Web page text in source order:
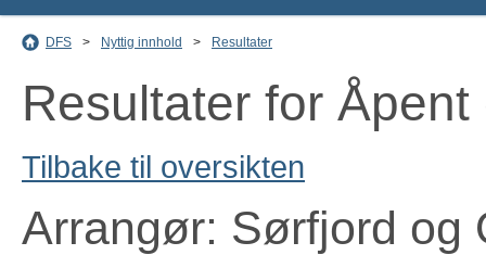
DFS > Nyttig innhold > Resultater
Resultater for
Tilbake til oversikten
Arrangør: Sørfjord og